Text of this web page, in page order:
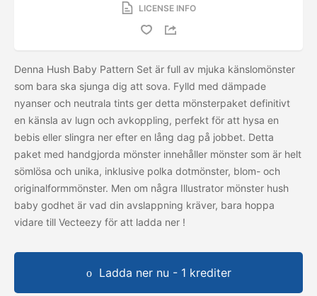
LICENSE INFO
Denna Hush Baby Pattern Set är full av mjuka känslomönster
som bara ska sjunga dig att sova. Fylld med dämpade
nyanser och neutrala tints ger detta mönsterpaket definitivt
en känsla av lugn och avkoppling, perfekt för att hysa en
bebis eller slingra ner efter en lång dag på jobbet. Detta
paket med handgjorda mönster innehåller mönster som är helt
sömlösa och unika, inklusive polka dotmönster, blom- och
originalformmönster. Men om några Illustrator mönster hush
baby godhet är vad din avslappning kräver, bara hoppa
vidare till Vecteezy för att ladda ner !
Ladda ner nu - 1 krediter